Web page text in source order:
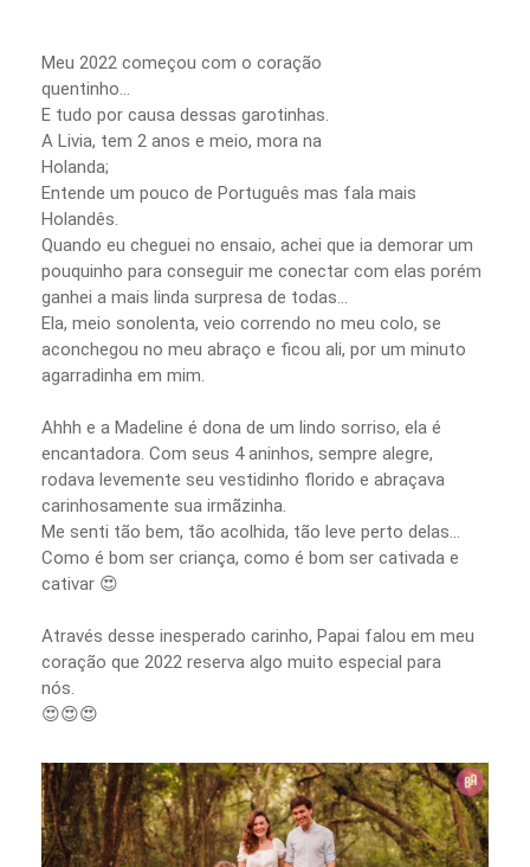
Meu 2022 começou com o coração
quentinho...⠀⠀⠀⠀⠀⠀⠀⠀⠀
E tudo por causa dessas garotinhas.⠀⠀⠀⠀⠀⠀⠀⠀⠀
A Livia, tem 2 anos e meio, mora na
Holanda;⠀⠀⠀⠀⠀⠀⠀⠀⠀
Entende um pouco de Português mas fala mais
Holandês.⠀⠀⠀⠀⠀⠀⠀⠀⠀⠀⠀⠀⠀⠀⠀⠀
Quando eu cheguei no ensaio, achei que ia demorar um
pouquinho para conseguir me conectar com elas porém
ganhei a mais linda surpresa de todas...⠀⠀⠀⠀⠀⠀⠀⠀⠀
Ela, meio sonolenta, veio correndo no meu colo, se
aconchegou no meu abraço e ficou ali, por um minuto
agarradinha em mim.⠀⠀⠀⠀⠀⠀⠀⠀⠀
Ahhh e a Madeline é dona de um lindo sorriso, ela é
encantadora. Com seus 4 aninhos, sempre alegre,
rodava levemente seu vestidinho florido e abraçava
carinhosamente sua irmãzinha.⠀⠀⠀⠀⠀
Me senti tão bem, tão acolhida, tão leve perto delas...
Como é bom ser criança, como é bom ser cativada e
cativar 😍
Através desse inesperado carinho, Papai falou em meu
coração que 2022 reserva algo muito especial para
nós.⠀⠀⠀⠀⠀⠀⠀⠀⠀
😍😍😍 ⠀⠀⠀⠀⠀⠀⠀⠀⠀